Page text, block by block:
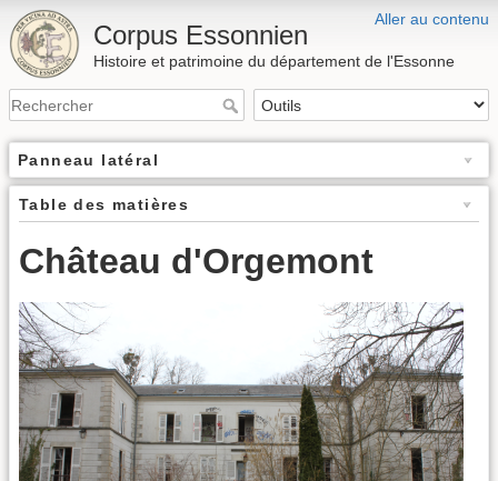
Aller au contenu
Corpus Essonnien
Histoire et patrimoine du département de l'Essonne
Panneau latéral
Table des matières
Château d'Orgemont